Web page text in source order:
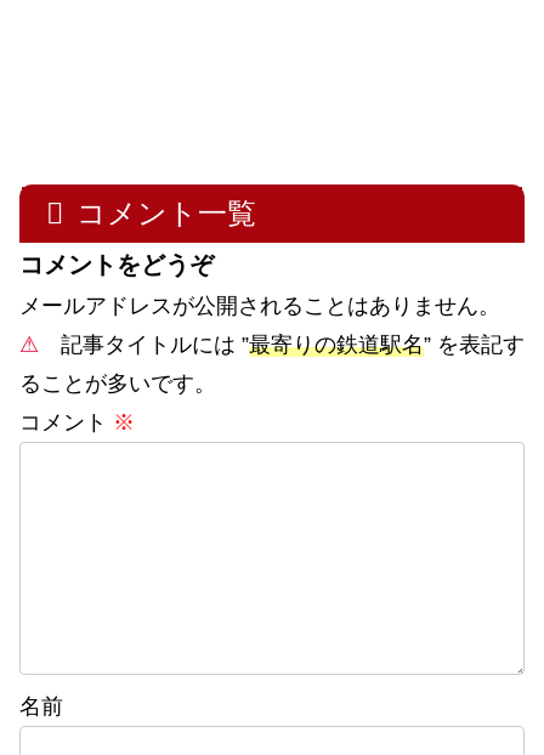
コメント一覧
コメントをどうぞ
メールアドレスが公開されることはありません。
⚠ 記事タイトルには ”最寄りの鉄道駅名” を表記す
ることが多いです。
コメント ※
名前